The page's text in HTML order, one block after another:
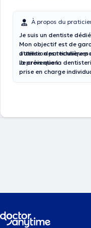
À propos du
Je suis un dentiste
Mon objectif est de
attention particulière
la prévention.
J’utilise des
Je crois que la
prise en charge